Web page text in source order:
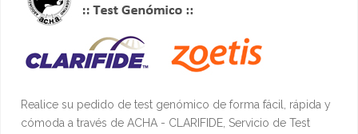
Realice su pedido de test genómico de forma fácil, rápida y
cómoda a través de ACHA - CLARIFIDE, Servicio de Test